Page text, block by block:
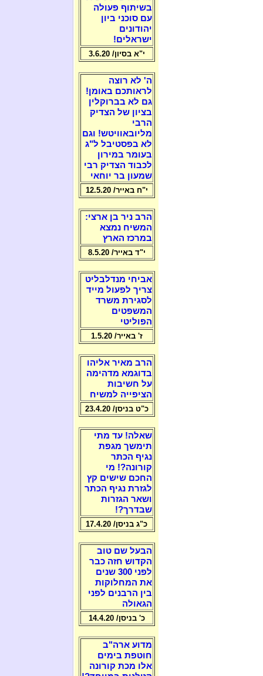
בשיתוף פעולה
עם סוכני ביון
יהודונים
ישראלים!
י"א בסיון/ 3.6.20
ה' לא רוצה
לראותכם באומן!
גם לא בברוקלין
בציון של הצדיק
הרבי
מליובאוויטש! וגם
לא בפסטיבל ל"ג
בעומר במירון
לכבוד הצדיק רבי
שמעון בר יוחאי
י"ח באייר/ 12.5.20
הרב ניר בן ארצי:
המשיח נמצא
במרכז הארץ
י"ד באייר/ 8.5.20
אביחי מנדלבליט
צריך לפעול מייד
לסגירת משרד
המשפטים
הפוליטי
ז' באייר/ 1.5.20
הרב מאיר אליהו
בדוגמא מדהימה
על חשיבות
הציפייה למשיח
כ"ט בניסן/ 23.4.20
שאלה! עד מתי
תימשך מגפת
נגיף הכתר
קורונה?! מי
החכם שישים קץ
לגזרת נגיף הכתר
ושאר הגזרות
שבדרך?!
כ"ג בניסן/ 17.4.20
הבעל שם טוב
הקדוש חזה כבר
לפני 300 שנים
את המחלוקות
בין הרבנים לפני
הגאולה
כ' בניסן/ 14.4.20
מדוע ארה"ב
חוטפת בימים
אלו מכת קורונה